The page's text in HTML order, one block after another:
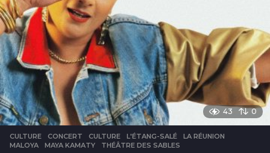
43 0
CULTURE CONCERT ,CULTURE ,L'ÉTANG-SALÉ ,LA RÉUNION
MALOYA
,MAYA KAMATY ,THÉÂTRE DES SABLES